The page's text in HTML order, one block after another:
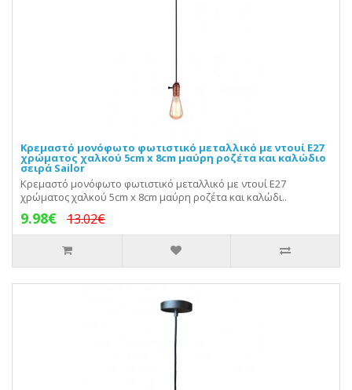
Κρεμαστό μονόφωτο φωτιστικό μεταλλικό με ντουί E27
χρώματος χαλκού 5cm x 8cm μαύρη ροζέτα και καλώδιο
σειρά Sailor
Κρεμαστό μονόφωτο φωτιστικό μεταλλικό με ντουί E27
χρώματος χαλκού 5cm x 8cm μαύρη ροζέτα και καλώδι..
9.98€ 13.02€